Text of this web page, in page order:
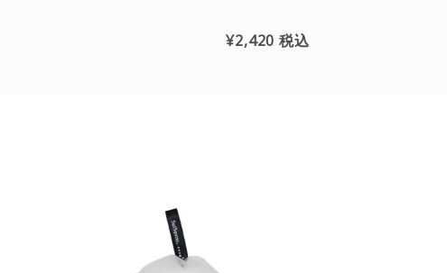
¥2,420税込